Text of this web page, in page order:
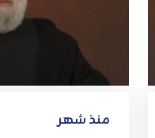
منذ شهر